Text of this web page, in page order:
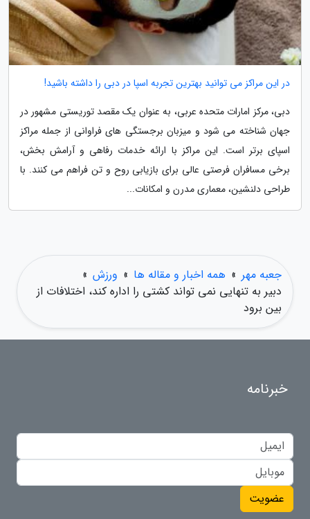
در این مراکز می توانید بهترین تجربه اسپا در دبی را داشته باشید!
دبی، مرکز امارات متحده عربی، به عنوان یک مقصد توریستی مشهور در
جهان شناخته می شود و میزبان برجستگی های فراوانی از جمله مراکز
اسپای برتر است. این مراکز با ارائه خدمات رفاهی و آرامش بخش،
برخی مسافران فرصتی عالی برای بازیابی روح و تن فراهم می کنند. با
طراحی دلنشین، معماری مدرن و امکانات...
جعبه مهر » همه اخبار و مقاله ها » ورزش »
دبیر به تنهایی نمی تواند کشتی را اداره کند، اختلافات از
بین برود
خبرنامه
عضویت